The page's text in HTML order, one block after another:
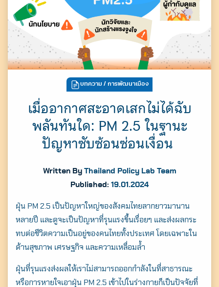
บทความ / การพัฒนาเมือง
เมื่ออากาศสะอาดเสกไม่ได้ฉับ
พลันทันใด: PM 2.5 ในฐานะ
ปัญหาซับซ้อนซ่อนเงื่อน
Written By Thailand Policy Lab Team
Published: 19.01.2024
ฝุ่น PM 2.5 เป็นปัญหาใหญ่ของสังคมไทยลากยาวมานาน
หลายปี และดูจะเป็นปัญหาที่รุนแรงขึ้นเรื่อยๆ และส่งผลกระ
ทบต่อชีวิตความเป็นอยู่ของคนไทยทั้งประเทศ โดยเฉพาะใน
ด้านสุขภาพ เศรษฐกิจ และความเหลื่อมล้ำ
ฝุ่นที่รุนแรงส่งผลให้เราไม่สามารถออกกำลังในที่สาธารณะ
หรือการหายใจเอาฝุ่น PM 2.5 เข้าไปในร่างกายก็เป็นปัจจัยที่